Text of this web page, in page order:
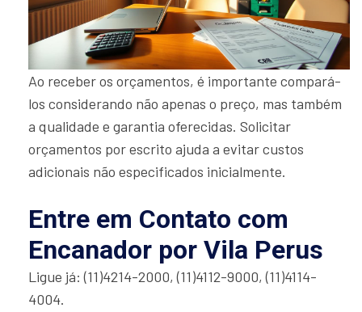
Ao receber os orçamentos, é importante compará-
los considerando não apenas o preço, mas também
a qualidade e garantia oferecidas. Solicitar
orçamentos por escrito ajuda a evitar custos
adicionais não especificados inicialmente.
Entre em Contato com
Encanador por Vila Perus
Ligue já: (11)4214-2000, (11)4112-9000, (11)4114-
4004.